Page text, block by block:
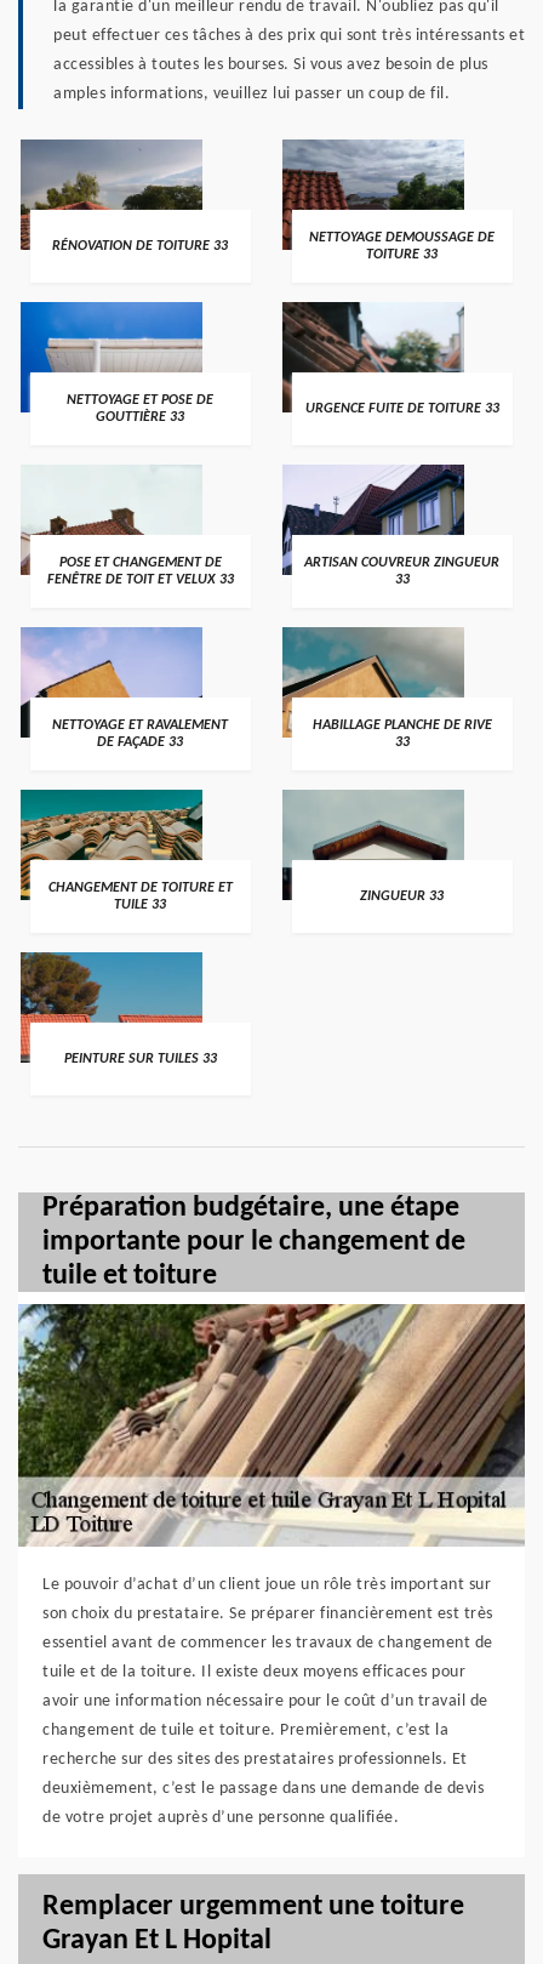
la garantie d'un meilleur rendu de travail. N'oubliez pas qu'il
peut effectuer ces tâches à des prix qui sont très intéressants et
accessibles à toutes les bourses. Si vous avez besoin de plus
amples informations, veuillez lui passer un coup de fil.
RÉNOVATION DE TOITURE 33
NETTOYAGE DEMOUSSAGE DE
TOITURE 33
NETTOYAGE ET POSE DE
GOUTTIÈRE 33
URGENCE FUITE DE TOITURE 33
POSE ET CHANGEMENT DE
FENÊTRE DE TOIT ET VELUX 33
ARTISAN COUVREUR ZINGUEUR
33
NETTOYAGE ET RAVALEMENT
DE FAÇADE 33
HABILLAGE PLANCHE DE RIVE
33
CHANGEMENT DE TOITURE ET
TUILE 33
ZINGUEUR 33
PEINTURE SUR TUILES 33
Préparation budgétaire, une étape
importante pour le changement de
tuile et toiture
Le pouvoir d’achat d’un client joue un rôle très important sur
son choix du prestataire. Se préparer financièrement est très
essentiel avant de commencer les travaux de changement de
tuile et de la toiture. Il existe deux moyens efficaces pour
avoir une information nécessaire pour le coût d’un travail de
changement de tuile et toiture. Premièrement, c’est la
recherche sur des sites des prestataires professionnels. Et
deuxièmement, c’est le passage dans une demande de devis
de votre projet auprès d’une personne qualifiée.
Remplacer urgemment une toiture
Grayan Et L Hopital